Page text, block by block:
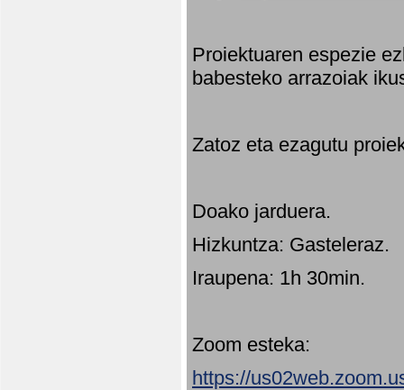
Proiektuaren espezie
babesteko arrazoiak
Zatoz eta ezagutu
Doako jarduera.
Hizkuntza: Gasteleraz.
Iraupena: 1h 30min.
Zoom esteka:
https://